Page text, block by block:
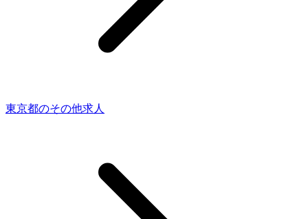
東京都のその他求人